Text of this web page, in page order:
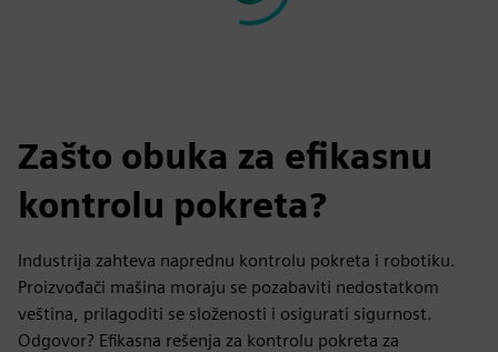
Zašto obuka za efikasnu
kontrolu pokreta?
Industrija zahteva naprednu kontrolu pokreta i robotiku.
Proizvođači mašina moraju se pozabaviti nedostatkom
veština, prilagoditi se složenosti i osigurati sigurnost.
Odgovor? Efikasna rešenja za kontrolu pokreta za